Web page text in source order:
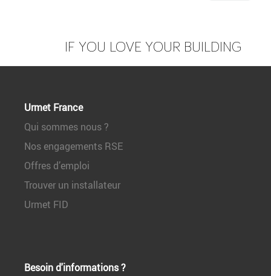
IF YOU LOVE YOUR BUILDING
Urmet France
Qui sommes nous ?
Nos engagements RSE
Offres d’emploi
Trouver un installateur
Urmet FID
Besoin d'informations ?